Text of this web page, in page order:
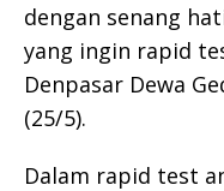
dengan senang
yang ingin rapid
Denpasar Dewa
(25/5).
Dalam rapid test